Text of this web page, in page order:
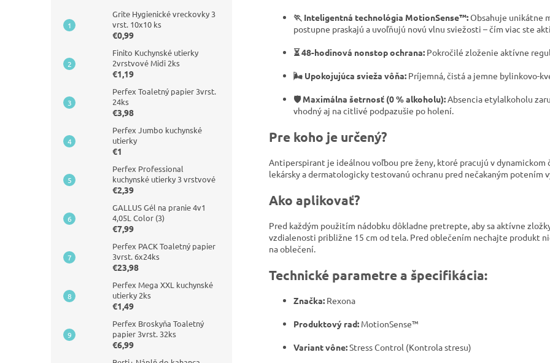
Grite Hygienické vreckovky 3
vrst. 10x10 ks
€0,99
Finito Kuchynské utierky
2vrstvové Midi 2ks
€1,19
Perfex Toaletný papier 3vrst.
24ks
€3,98
Perfex Jumbo kuchynské
utierky
€1
Perfex Professional
kuchynské utierky 3 vrstvové
€2,39
GALLUS Gél na pranie 4v1
4,05L Color (3)
€7,99
Perfex PACK Toaletný papier
3vrst. 6x24ks
€23,98
Perfex Mega XXL kuchynské
utierky 2ks
€1,49
Perfex Broskyňa Toaletný
papier 3vrst. 32ks
€6,99
🏃 Inteligentná technológia MotionSense™:Obsahuje unikátne
postupne praskajú a uvoľňujú novú vlnu sviežosti – čím viac ste
⏳ 48-hodinová nonstop ochrana: Pokročilé zloženie aktívne
🌬️ Upokojujúca svieža vôňa: Príjemná, čistá a jemne bylinkovo-
🛡️ Maximálna šetrnosť (0 % alkoholu):Absencia etylalkoholu
vhodný aj na citlivé podpazušie po holení.
Pre koho je určený?
Antiperspirant je ideálnou voľbou pre ženy, ktoré pracujú v
lekársky a dermatologicky testovanú ochranu pred nečakaným potením
Ako aplikovať?
Pred každým použitím nádobku dôkladne pretrepte, aby sa aktívne
vzdialenosti približne 15 cm od tela. Pred oblečením nechajte produkt
na oblečení.
Technické parametre a špecifikácia:
Značka: Rexona
Produktový rad: MotionSense™
Variant vône:Stress Control (Kontrola stresu)